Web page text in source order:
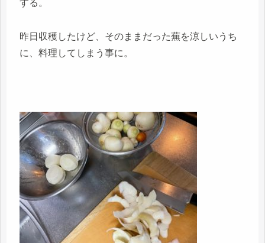
する。
昨日収穫したけど、そのままだった蕪を涼しいうち
に、料理してしまう事に。